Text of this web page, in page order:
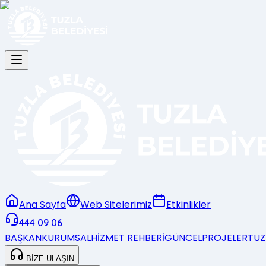
Ana Sayfa Web Sitelerimiz Etkinlikler
444 09 06
BAŞKANKURUMSALHİZMET REHBERİGÜNCELPROJELER
BİZE ULAŞIN